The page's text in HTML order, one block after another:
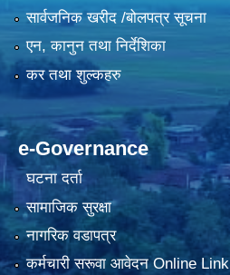
सार्वजनिक खरीद /बोलपत्र सूचना
एन, कानुन तथा निर्देशिका
कर तथा शुल्कहरु
e-Governance
घटना दर्ता
सामाजिक सुरक्षा
नागरिक वडापत्र
कर्मचारी सरूवा आवेदन Online Link